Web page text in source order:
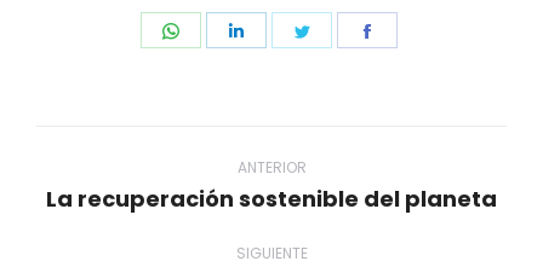
Share
Share
Share
publicaciones
ANTERIOR
Publicación
La recuperación sostenible del planeta
SIGUIENTE